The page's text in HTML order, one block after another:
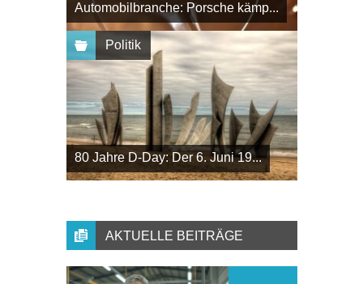
Automobilbranche: Porsche kämp...
Politik
80 Jahre D-Day: Der 6. Juni 19...
AKTUELLE BEITRÄGE